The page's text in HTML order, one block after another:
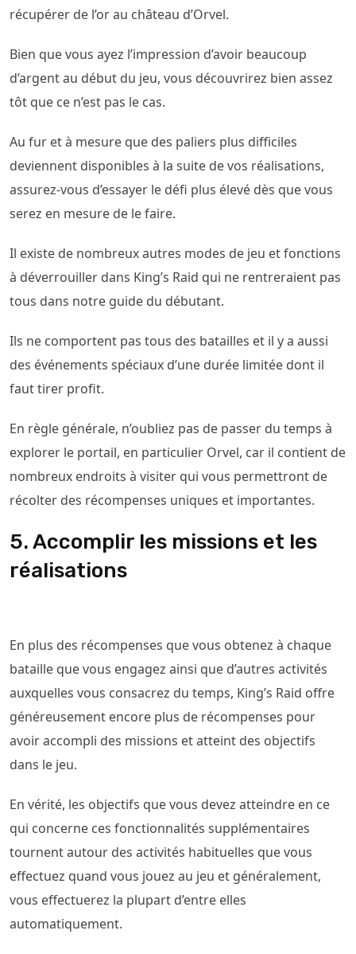
récupérer de l’or au château d’Orvel.
Bien que vous ayez l’impression d’avoir beaucoup
d’argent au début du jeu, vous découvrirez bien assez
tôt que ce n’est pas le cas.
Au fur et à mesure que des paliers plus difficiles
deviennent disponibles à la suite de vos réalisations,
assurez-vous d’essayer le défi plus élevé dès que vous
serez en mesure de le faire.
Il existe de nombreux autres modes de jeu et fonctions
à déverrouiller dans King’s Raid qui ne rentreraient pas
tous dans notre guide du débutant.
Ils ne comportent pas tous des batailles et il y a aussi
des événements spéciaux d’une durée limitée dont il
faut tirer profit.
En règle générale, n’oubliez pas de passer du temps à
explorer le portail, en particulier Orvel, car il contient de
nombreux endroits à visiter qui vous permettront de
récolter des récompenses uniques et importantes.
5. Accomplir les missions et les
réalisations
En plus des récompenses que vous obtenez à chaque
bataille que vous engagez ainsi que d’autres activités
auxquelles vous consacrez du temps, King’s Raid offre
généreusement encore plus de récompenses pour
avoir accompli des missions et atteint des objectifs
dans le jeu.
En vérité, les objectifs que vous devez atteindre en ce
qui concerne ces fonctionnalités supplémentaires
tournent autour des activités habituelles que vous
effectuez quand vous jouez au jeu et généralement,
vous effectuerez la plupart d’entre elles
automatiquement.